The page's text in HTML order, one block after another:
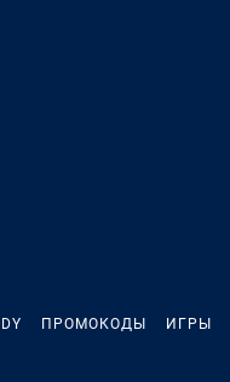
ПРОМОКОДЫ ИГРЫ